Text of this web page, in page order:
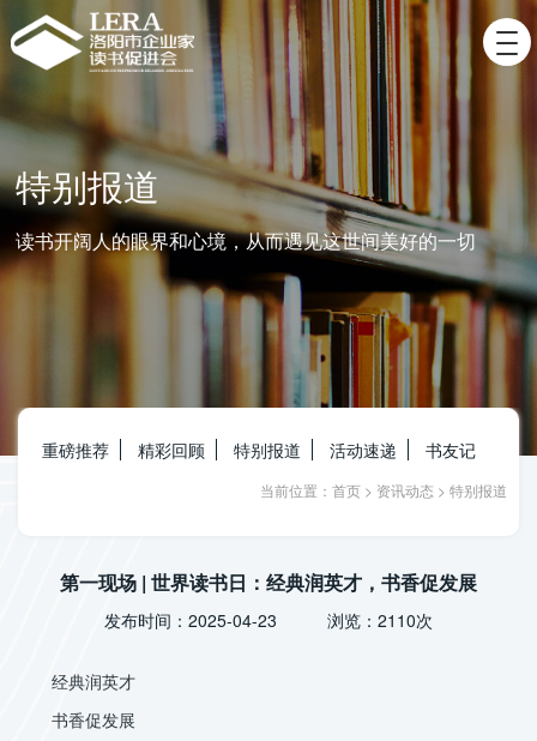
特别报道
读书开阔人的眼界和心境，从而遇见这世间美好的一切
重磅推荐 精彩回顾 特别报道 活动速递 书友记
当前位置： 首页 > 资讯动态 > 特别报道
第一现场 | 世界读书日：经典润英才，书香促发展
发布时间：2025-04-23 浏览：2110次
经典润英才
书香促发展